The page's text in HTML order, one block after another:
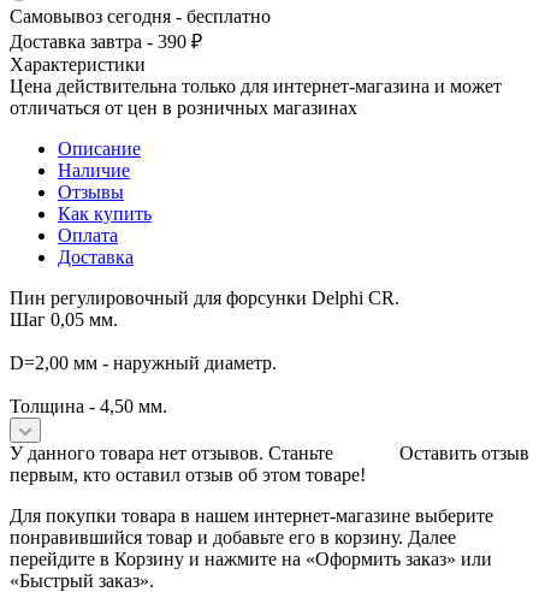
Самовывоз сегодня - бесплатно
Доставка завтра - 390 ₽
Характеристики
Цена действительна только для интернет-магазина и может
отличаться от цен в розничных магазинах
Описание
Наличие
Отзывы
Как купить
Оплата
Доставка
Пин регулировочный для форсунки Delphi CR.
Шаг 0,05 мм.
D=2,00 мм - наружный диаметр.
Толщина - 4,50 мм.
Оставить отзыв
У данного товара нет отзывов. Станьте
первым, кто оставил отзыв об этом товаре!
Для покупки товара в нашем интернет-магазине выберите
понравившийся товар и добавьте его в корзину. Далее
перейдите в Корзину и нажмите на «Оформить заказ» или
«Быстрый заказ».